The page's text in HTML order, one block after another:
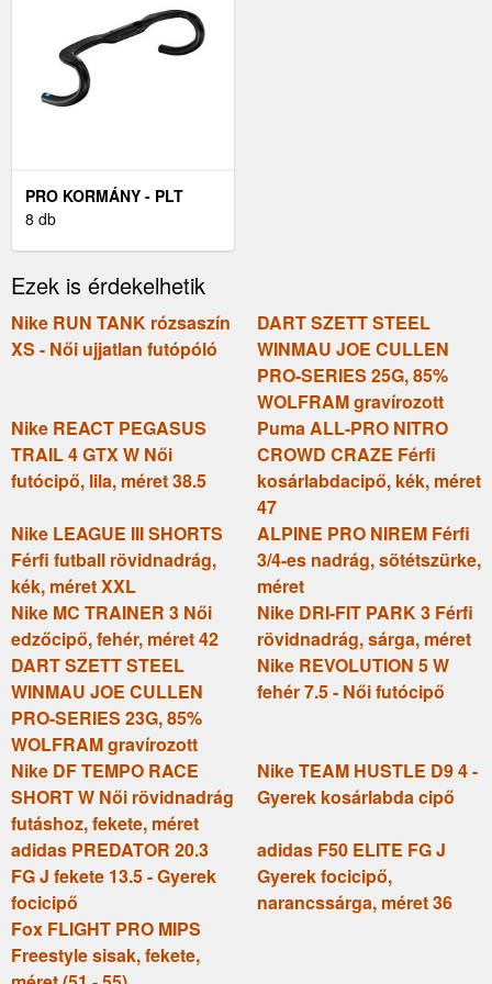
PRO KORMÁNY - PLT
ERGO CARBON - FEKETE
8 db
Ezek is érdekelhetik
Nike RUN TANK rózsaszín
XS - Női ujjatlan futópóló
DART SZETT STEEL
WINMAU JOE CULLEN
PRO-SERIES 25G, 85%
WOLFRAM gravírozott
Nike REACT PEGASUS
TRAIL 4 GTX W Női
futócipő, lila, méret 38.5
Puma ALL-PRO NITRO
CROWD CRAZE Férfi
kosárlabdacipő, kék, méret
47
Nike LEAGUE III SHORTS
Férfi futball rövidnadrág,
kék, méret XXL
ALPINE PRO NIREM Férfi
3/4-es nadrág, sötétszürke,
méret
Nike MC TRAINER 3 Női
edzőcipő, fehér, méret 42
Nike DRI-FIT PARK 3 Férfi
rövidnadrág, sárga, méret
DART SZETT STEEL
WINMAU JOE CULLEN
PRO-SERIES 23G, 85%
WOLFRAM gravírozott
Nike REVOLUTION 5 W
fehér 7.5 - Női futócipő
Nike DF TEMPO RACE
SHORT W Női rövidnadrág
futáshoz, fekete, méret
Nike TEAM HUSTLE D9 4 -
Gyerek kosárlabda cipő
adidas PREDATOR 20.3
FG J fekete 13.5 - Gyerek
focicipő
adidas F50 ELITE FG J
Gyerek focicipő,
narancssárga, méret 36
Fox FLIGHT PRO MIPS
Freestyle sisak, fekete,